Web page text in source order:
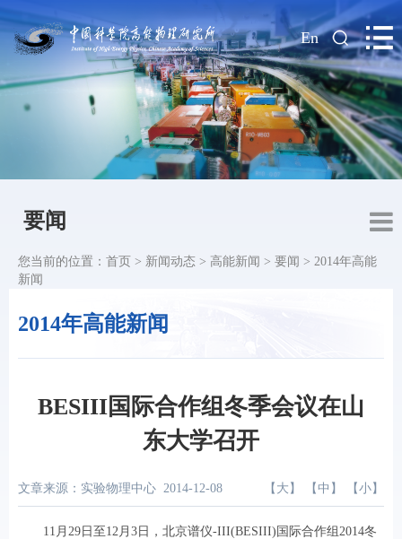
| En
要闻
2014年高能新闻
您当前的位置： 首页 > 新闻动态 > 高能新闻 > 要闻 > 2014年高能
新闻
BESIII国际合作组冬季会议在山
东大学召开
文章来源：实验物理中心 2014-12-08 【 大 】 【 中 】 【 小 】
11 月 29 日至 12月 3 日，北京谱仪-III(BESIII) 国际合作组 2014冬